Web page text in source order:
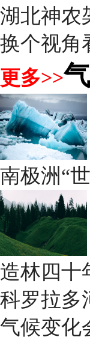
湖北神农
换个视角
更多>>
南极洲“
造林四十
科罗拉多
气候变化